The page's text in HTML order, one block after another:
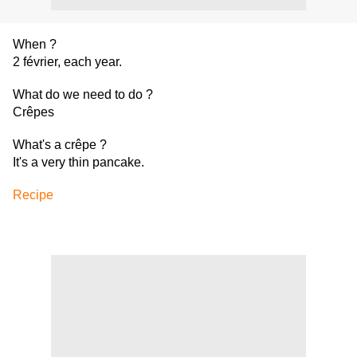
When ?
2 février, each year.
What do we need to do ?
Crêpes
What's a crêpe ?
It's a very thin pancake.
Recipe